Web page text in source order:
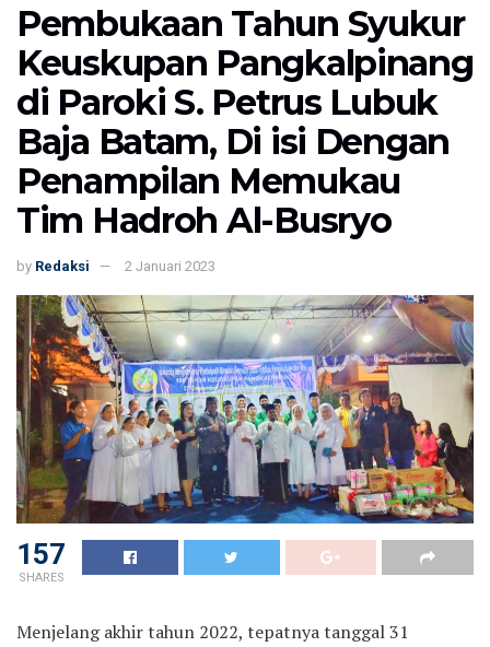
Pembukaan Tahun Syukur
Keuskupan Pangkalpinang
di Paroki S. Petrus Lubuk
Baja Batam, Di isi Dengan
Penampilan Memukau
Tim Hadroh Al-Busryo
by Redaksi 2 Januari 2023
157
SHARES
Menjelang akhir tahun 2022, tepatnya tanggal 31